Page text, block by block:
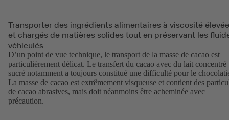
Transporter des ingrédients alimentaires à viscosité élevée
et chargés de matières solides tout en préservant les
véhiculés
D’un point de vue technique, le transport de la masse de cacao est
particulièrement délicat. Le transfert du cacao avec du lait concentré
sucré notamment a toujours constitué une difficulté pour le
La masse de cacao est extrêmement visqueuse et contient des
de cacao abrasives, mais doit néanmoins être acheminée avec
précaution.